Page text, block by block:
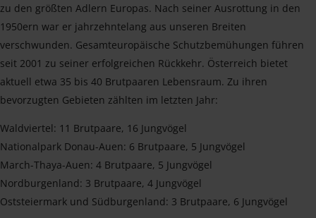
zu den größten Adlern Europas. Nach seiner Ausrottung in den
1950ern war er jahrzehntelang aus unseren Breiten
verschwunden. Gesamteuropäische Schutzbemühungen führen
seit 2001 zu seiner erfolgreichen Rückkehr. Österreich bietet
aktuell etwa 35 bis 40 Brutpaaren Lebensraum. Zu ihren
bevorzugten Gebieten zählten im letzten Jahr:
Waldviertel: 11 Brutpaare, 16 Jungvögel
Nationalpark Donau-Auen: 6 Brutpaare, 5 Jungvögel
March-Thaya-Auen: 4 Brutpaare, 5 Jungvögel
Nordburgenland: 3 Brutpaare, 4 Jungvögel
Oststeiermark und Südburgenland: 3 Brutpaare, 6 Jungvögel